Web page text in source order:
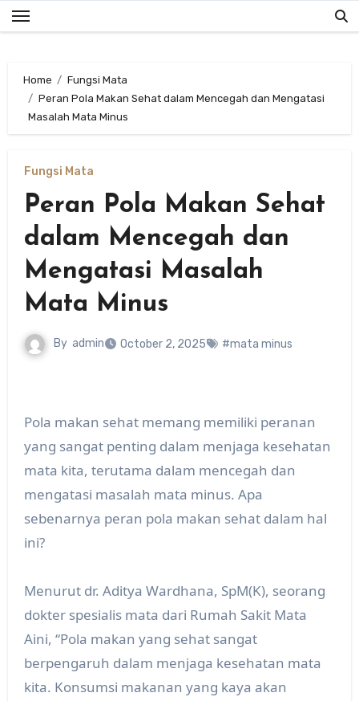
Skip
to
Home
Fungsi Mata
Peran Pola Makan Sehat dalam Mencegah dan Mengatasi
Masalah Mata Minus
Fungsi Mata
Peran Pola Makan Sehat
dalam Mencegah dan
Mengatasi Masalah
Mata Minus
By admin October 2, 2025 #mata minus
Pola makan sehat memang memiliki peranan
yang sangat penting dalam menjaga kesehatan
mata kita, terutama dalam mencegah dan
mengatasi masalah mata minus. Apa
sebenarnya peran pola makan sehat dalam hal
ini?
Menurut dr. Aditya Wardhana, SpM(K), seorang
dokter spesialis mata dari Rumah Sakit Mata
Aini, “Pola makan yang sehat sangat
berpengaruh dalam menjaga kesehatan mata
kita. Konsumsi makanan yang kaya akan